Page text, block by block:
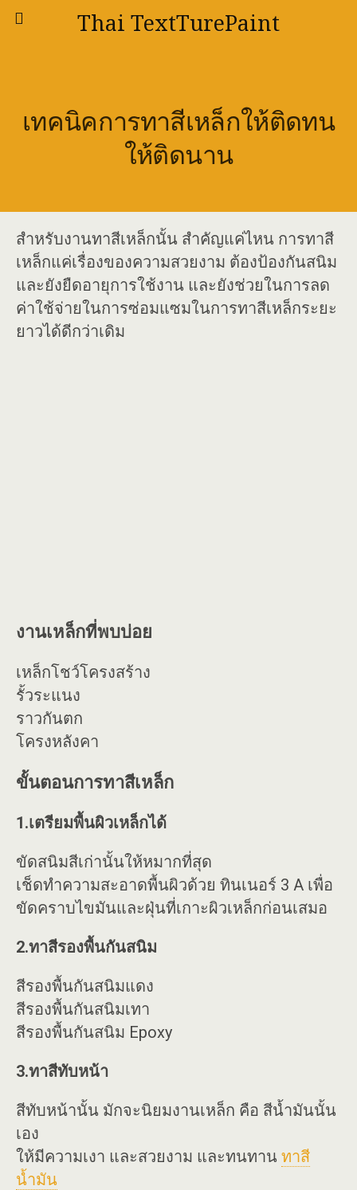
Thai TextTurePaint
เทคนิคการทาสีเหล็กให้ติดทน
ให้ติดนาน
สำหรับงานทาสีเหล็กนั้น สำคัญแค่ไหน การทาสี
เหล็กแค่เรื่องของความสวยงาม ต้องป้องกันสนิม
และยังยืดอายุการใช้งาน และยังช่วยในการลด
ค่าใช้จ่ายในการซ่อมแซมในการทาสีเหล็กระยะ
ยาวได้ดีกว่าเดิม
งานเหล็กที่พบบ่อย
เหล็กโชว์โครงสร้าง
รั้วระแนง
ราวกันตก
โครงหลังคา
ขั้นตอนการทาสีเหล็ก
1.เตรียมพื้นผิวเหล็กได้
ขัดสนิมสีเก่านั้นให้หมากที่สุด
เช็ดทำความสะอาดพื้นผิวด้วย ทินเนอร์ 3 A เพื่อ
ขัดคราบไขมันและฝุ่นที่เกาะผิวเหล็กก่อนเสมอ
2.ทาสีรองพื้นกันสนิม
สีรองพื้นกันสนิมแดง
สีรองพื้นกันสนิมเทา
สีรองพื้นกันสนิม Epoxy
3.ทาสีทับหน้า
สีทับหน้านั้น มักจะนิยมงานเหล็ก คือ สีน้ำมันนั้น
เอง
ให้มีความเงา และสวยงาม และทนทาน ทาสี
น้ำมัน